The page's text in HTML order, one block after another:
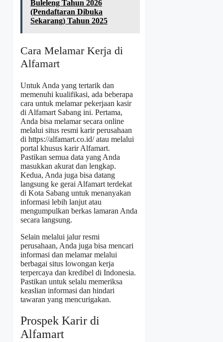
Buleleng Tahun 2026
(Pendaftaran Dibuka
Sekarang) Tahun 2025
Cara Melamar Kerja di
Alfamart
Untuk Anda yang tertarik dan
memenuhi kualifikasi, ada beberapa
cara untuk melamar pekerjaan kasir
di Alfamart Sabang ini. Pertama,
Anda bisa melamar secara online
melalui situs resmi karir perusahaan
di https://alfamart.co.id/atau melalui
portal khusus karir Alfamart.
Pastikan semua data yang Anda
masukkan akurat dan lengkap.
Kedua, Anda juga bisa datang
langsung ke gerai Alfamart terdekat
di Kota Sabang untuk menanyakan
informasi lebih lanjut atau
mengumpulkan berkas lamaran Anda
secara langsung.
Selain melalui jalur resmi
perusahaan, Anda juga bisa mencari
informasi dan melamar melalui
berbagai situs lowongan kerja
terpercaya dan kredibel di Indonesia.
Pastikan untuk selalu memeriksa
keaslian informasi dan hindari
tawaran yang mencurigakan.
Prospek Karir di
Alfamart